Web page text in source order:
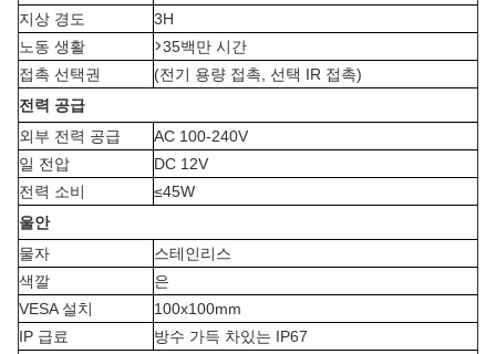
지상 경도
3H
노동 생활
>35백만 시간
접촉 선택권
(전기 용량 접촉, 선택 IR 접촉)
전력 공급
외부 전력 공급
AC 100-240V
일 전압
DC 12V
전력 소비
≤45W
울안
물자
스테인리스
색깔
은
VESA 설치
100x100mm
IP 급료
방수 가득 차있는 IP67